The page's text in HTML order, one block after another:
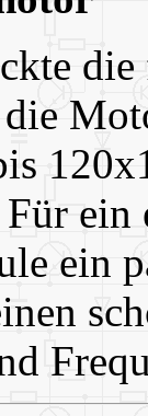
ein